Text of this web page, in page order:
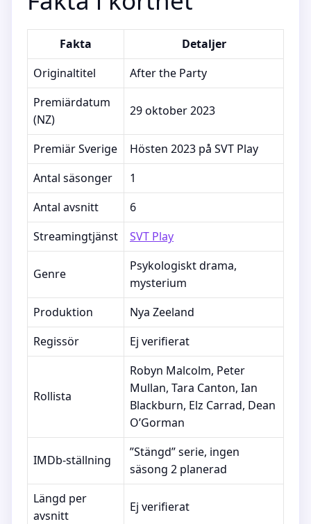
Fakta
Detaljer
Originaltitel
After the Party
Premiärdatum
(NZ)
29 oktober 2023
Premiär Sverige
Hösten 2023 på SVT Play
Antal säsonger
1
Antal avsnitt
6
Streamingtjänst
SVT Play
Genre
Psykologiskt drama,
mysterium
Produktion
Nya Zeeland
Regissör
Ej verifierat
Rollista
Robyn Malcolm, Peter
Mullan, Tara Canton, Ian
Blackburn, Elz Carrad, Dean
O’Gorman
IMDb-ställning
”Stängd” serie, ingen
säsong 2 planerad
Längd per
avsnitt
Ej verifierat